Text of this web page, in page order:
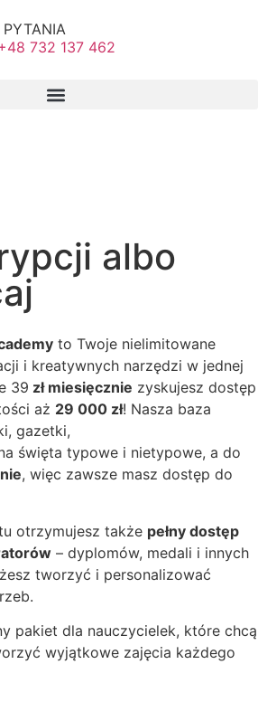
PYTANIA
732 137 462
albo
to Twoje nielimitowane
i kreatywnych narzędzi w jednej
39 zł miesięcznie zyskujesz dostęp
aż 29 000 zł! Nasza baza
gazetki,
święta typowe i nietypowe, a do
, więc zawsze masz dostęp do
otrzymujesz także pełny dostęp
– dyplomów, medali i innych
tworzyć i personalizować
pakiet dla nauczycielek, które chcą
wyjątkowe zajęcia każdego